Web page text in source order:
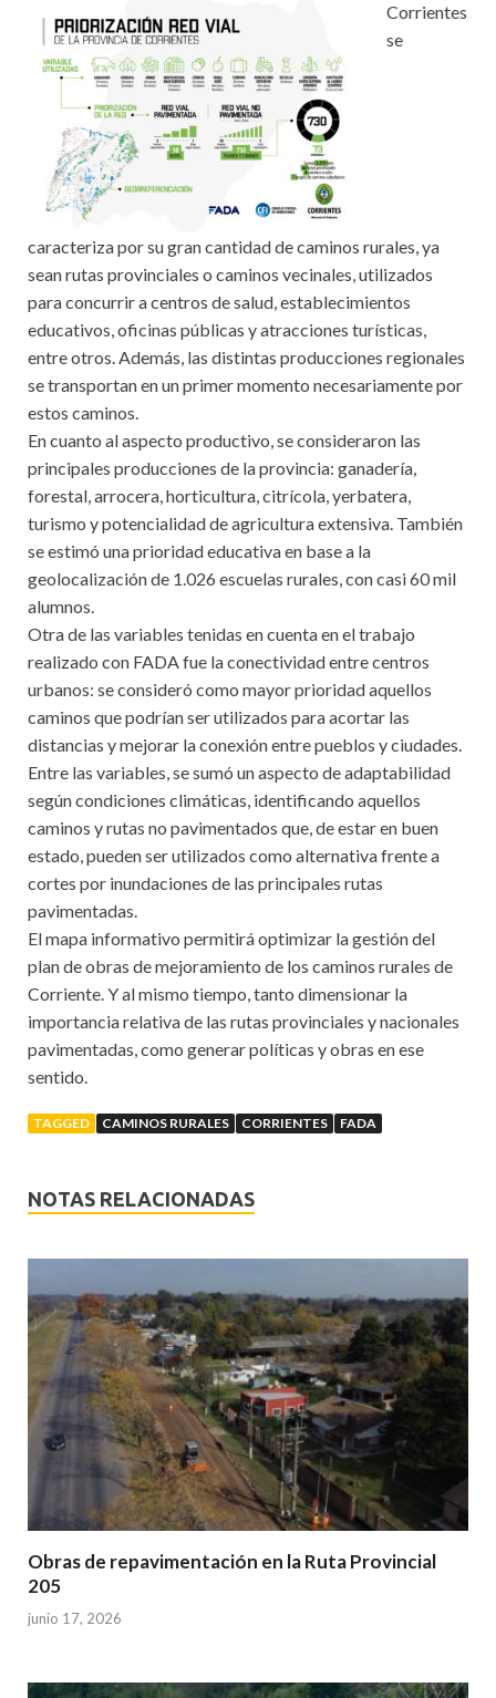
Corrientes
se
caracteriza por su gran cantidad de caminos rurales, ya
sean rutas provinciales o caminos vecinales, utilizados
para concurrir a centros de salud, establecimientos
educativos, oficinas públicas y atracciones turísticas,
entre otros. Además, las distintas producciones regionales
se transportan en un primer momento necesariamente por
estos caminos.
En cuanto al aspecto productivo, se consideraron las
principales producciones de la provincia: ganadería,
forestal, arrocera, horticultura, citrícola, yerbatera,
turismo y potencialidad de agricultura extensiva. También
se estimó una prioridad educativa en base a la
geolocalización de 1.026 escuelas rurales, con casi 60 mil
alumnos.
Otra de las variables tenidas en cuenta en el trabajo
realizado con FADA fue la conectividad entre centros
urbanos: se consideró como mayor prioridad aquellos
caminos que podrían ser utilizados para acortar las
distancias y mejorar la conexión entre pueblos y ciudades.
Entre las variables, se sumó un aspecto de adaptabilidad
según condiciones climáticas, identificando aquellos
caminos y rutas no pavimentados que, de estar en buen
estado, pueden ser utilizados como alternativa frente a
cortes por inundaciones de las principales rutas
pavimentadas.
El mapa informativo permitirá optimizar la gestión del
plan de obras de mejoramiento de los caminos rurales de
Corriente. Y al mismo tiempo, tanto dimensionar la
importancia relativa de las rutas provinciales y nacionales
pavimentadas, como generar políticas y obras en ese
sentido.
TAGGED CAMINOS RURALES CORRIENTES FADA
NOTAS RELACIONADAS
Obras de repavimentación en la Ruta Provincial
205
junio 17, 2026